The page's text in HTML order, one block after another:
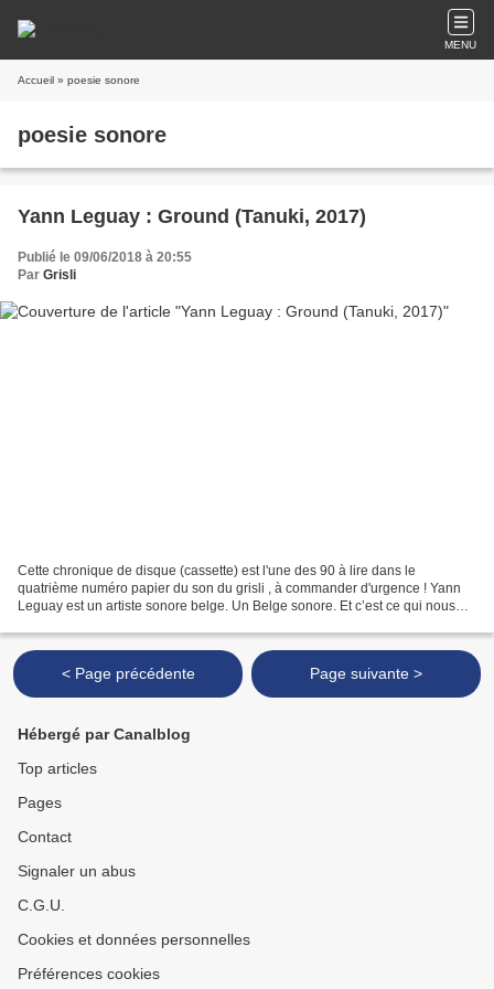
MENU
Accueil » poesie sonore
poesie sonore
Yann Leguay : Ground (Tanuki, 2017)
Publié le 09/06/2018 à 20:55
Par Grisli
Cette chronique de disque (cassette) est l'une des 90 à lire dans le
quatrième numéro papier du son du grisli , à commander d'urgence ! Yann
Leguay est un artiste sonore belge. Un Belge sonore. Et c’est ce qui nous
< Page précédente Page suivante >
Hébergé par Canalblog
Top articles
Pages
Contact
Signaler un abus
C.G.U.
Cookies et données personnelles
Préférences cookies